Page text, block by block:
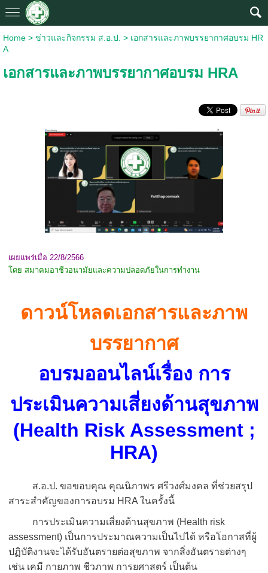
Home> ข่าวและกิจกรรม ส.อ.ป. > เอกสารและภาพบรรยากาศอบรม HR
A
เอกสารและภาพบรรยากาศอบรม HRA
เผยแพร่เมื่อ 22/8/2566
โดย สมาคมอาชีวอนามัยและความปลอดภัยในการทำงาน
ดาวน์โหลดเอกสารและภาพ
บรรยากาศ
อบรมออนไลน์เรื่อง การ
ประเมินความเสี่ยงด้านสุขภาพ
(Health Risk Assessment ;
HRA)
ส.อ.ป. ขอขอบคุณ คุณนิภาพร ศรีวงศ์มงคล ที่ช่วยสรุป
สาระสำคัญของการอบรม HRA ในครั้งนี้
การประเมินความเสี่ยงด้านสุขภาพ (Health risk
assessment) เป็นการประมาณความเป็นไปได้ หรือโอกาสที่ผู้
ปฏิบัติงานจะได้รับอันตรายต่อสุขภาพ จากสิ่งอันตรายต่างๆ
เช่น เคมี กายภาพ ชีวภาพ การยศาสตร์ เป็นต้น